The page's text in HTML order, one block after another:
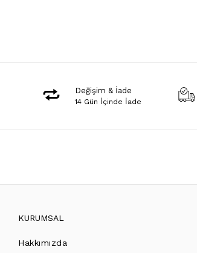
Değişim & İade
14 Gün İçinde İade
KURUMSAL
Hakkımızda